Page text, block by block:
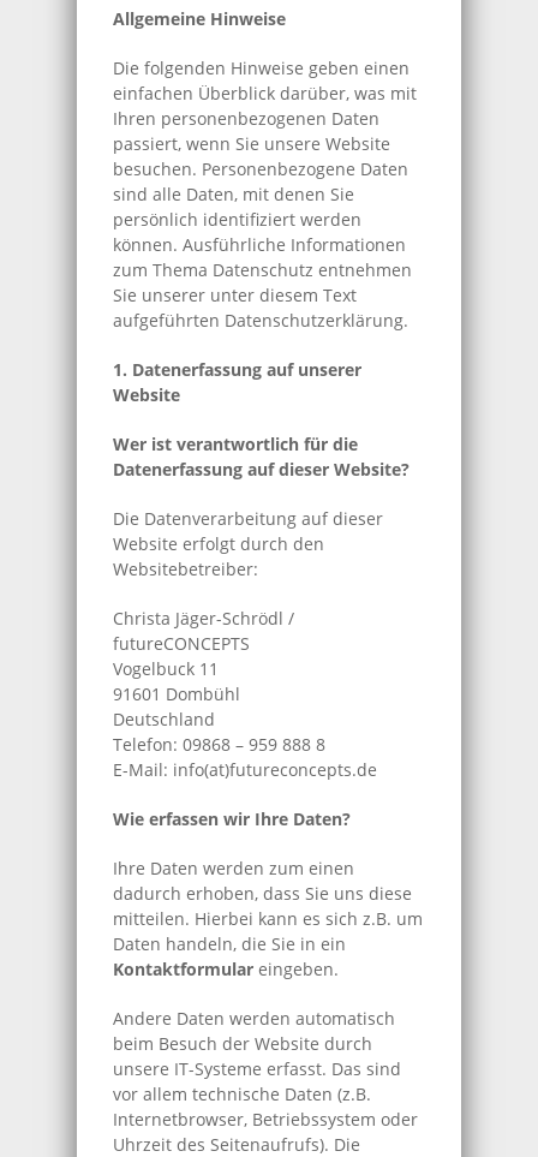
Allgemeine Hinweise
Die folgenden Hinweise geben einen
einfachen Überblick darüber, was mit
Ihren personenbezogenen Daten
passiert, wenn Sie unsere Website
besuchen. Personenbezogene Daten
sind alle Daten, mit denen Sie
persönlich identifiziert werden
können. Ausführliche Informationen
zum Thema Datenschutz entnehmen
Sie unserer unter diesem Text
aufgeführten Datenschutzerklärung.
1. Datenerfassung auf unserer
Website
Wer ist verantwortlich für die
Datenerfassung auf dieser Website?
Die Datenverarbeitung auf dieser
Website erfolgt durch den
Websitebetreiber:
Christa Jäger-Schrödl /
futureCONCEPTS
Vogelbuck 11
91601 Dombühl
Deutschland
Telefon: 09868 – 959 888 8
E-Mail: info(at)futureconcepts.de
Wie erfassen wir Ihre Daten?
Ihre Daten werden zum einen
dadurch erhoben, dass Sie uns diese
mitteilen. Hierbei kann es sich z.B. um
Daten handeln, die Sie in ein
Kontaktformular eingeben.
Andere Daten werden automatisch
beim Besuch der Website durch
unsere IT-Systeme erfasst. Das sind
vor allem technische Daten (z.B.
Internetbrowser, Betriebssystem oder
Uhrzeit des Seitenaufrufs). Die